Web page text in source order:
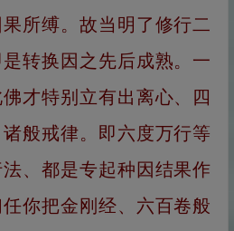
所缚。故当明了修行二
转换因之先后成熟。一
才特别立有出离心、四
般戒律。即六度万行等
、都是专起种因结果作
你把金刚经、六百卷般